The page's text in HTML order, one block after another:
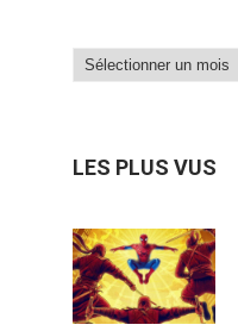
Dans
LES PLUS VUS